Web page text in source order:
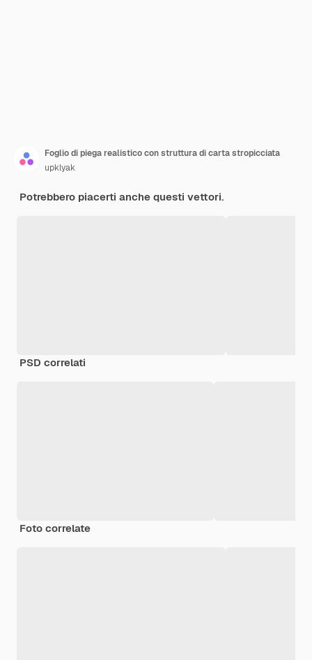
Foglio di piega realistico con struttura di carta stropicciata
upklyak
Potrebbero piacerti anche questi vettori.
PSD correlati
Foto correlate